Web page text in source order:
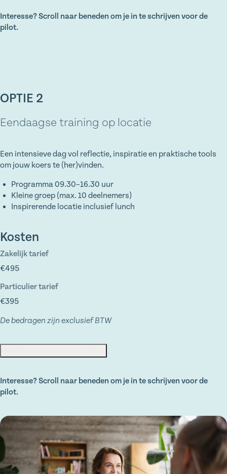
Interesse? Scroll naar beneden om je in te schrijven voor de
pilot.
OPTIE 2
Eendaagse training op locatie
Een intensieve dag vol reflectie, inspiratie en praktische tools
om jouw koers te (her)vinden.
Programma 09.30–16.30 uur
Kleine groep (max. 10 deelnemers)
Inspirerende locatie inclusief lunch
Kosten
Zakelijk tarief
€495
Particulier tarief
€395
De bedragen zijn exclusief BTW
Interesse? Scroll naar beneden om je in te schrijven voor de
pilot.